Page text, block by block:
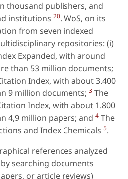
thousand publishers, and
institutions 20. WoS, on its
from seven indexed
repositories: (i)
Expanded, with around
than 53 million documents;
Index, with about 3.400
9 million documents; 3 The
Index, with about 1.800
4,9 million papers; and 4 The
and Index Chemicals 5.
references analyzed
searching documents
or article reviews)